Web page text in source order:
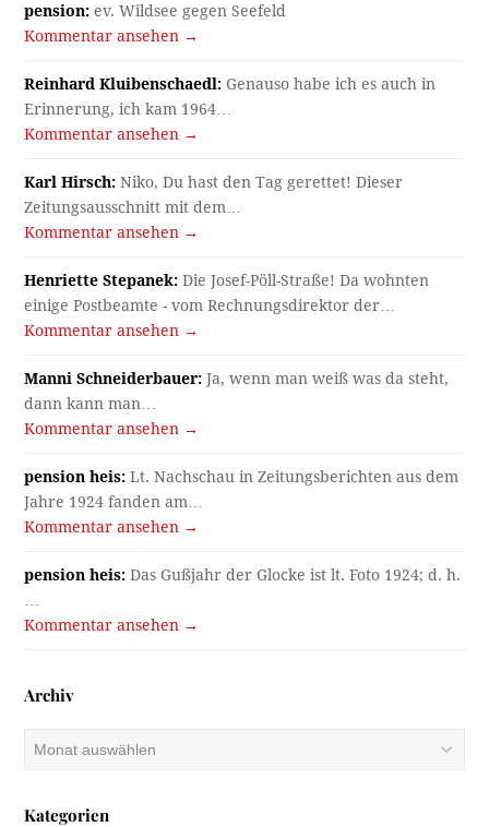
pension: ev. Wildsee gegen Seefeld
Kommentar ansehen →
Reinhard Kluibenschaedl: Genauso habe ich es auch in
Erinnerung, ich kam 1964…
Kommentar ansehen →
Karl Hirsch: Niko, Du hast den Tag gerettet! Dieser
Zeitungsausschnitt mit dem…
Kommentar ansehen →
Henriette Stepanek: Die Josef-Pöll-Straße! Da wohnten
einige Postbeamte - vom Rechnungsdirektor der…
Kommentar ansehen →
Manni Schneiderbauer: Ja, wenn man weiß was da steht,
dann kann man…
Kommentar ansehen →
pension heis: Lt. Nachschau in Zeitungsberichten aus dem
Jahre 1924 fanden am…
Kommentar ansehen →
pension heis: Das Gußjahr der Glocke ist lt. Foto 1924; d. h.
Kommentar ansehen →
Archiv
Kategorien